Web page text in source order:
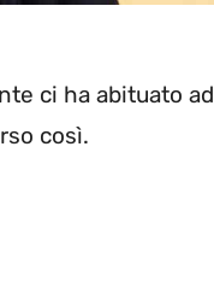
ci ha abituato ad
così.